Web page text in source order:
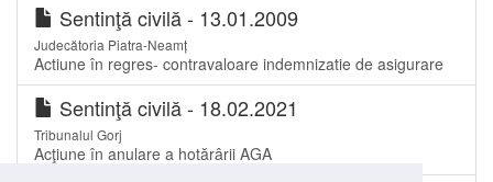
Sentinţă civilă - 13.01.2009
Judecătoria Piatra-Neamț
Actiune în regres- contravaloare indemnizatie de asigurare
Sentinţă civilă - 18.02.2021
Tribunalul Gorj
Acţiune în anulare a hotărârii AGA